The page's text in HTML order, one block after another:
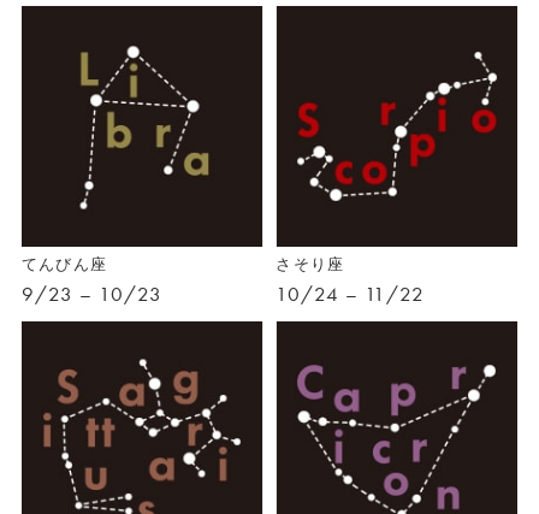
てんびん座
9/23 – 10/23
さそり座
10/24 – 11/22